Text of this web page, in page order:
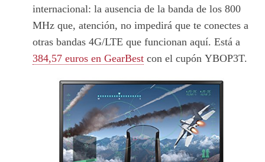
internacional: la ausencia de la banda de los 800
MHz que, atención, no impedirá que te conectes a
otras bandas 4G/LTE que funcionan aquí. Está a
384,57 euros en GearBest con el cupón YBOP3T.